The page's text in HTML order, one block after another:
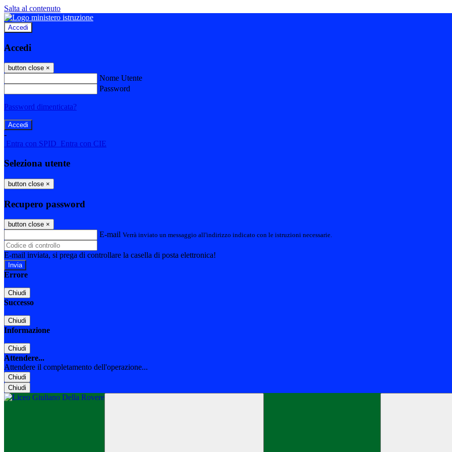
Salta al contenuto
Accedi
Accedi
button close ×
Nome Utente
Password
Password dimenticata?
-
Entra con SPID Entra con CIE
Seleziona utente
button close ×
Recupero password
button close ×
E-mail Verrà inviato un messaggio all'indirizzo indicato con le istruzioni necessarie.
E-mail inviata, si prega di controllare la casella di posta elettronica!
Errore
Chiudi
Successo
Chiudi
Informazione
Chiudi
Attendere...
Attendere il completamento dell'operazione...
Chiudi
Chiudi